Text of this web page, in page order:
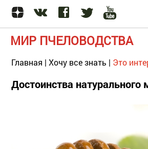
МИР ПЧЕЛОВОДСТВА
Главная | Хочу все знать | Это
Достоинства натурального